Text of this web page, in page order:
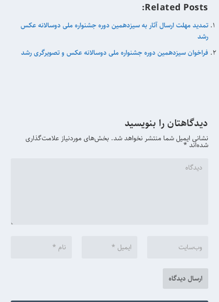
Related Posts:
تمدید مهلت ارسال آثار به سیزدهمین دوره جشنواره ملی دوسالانه عکس
رشد
فراخوان سیزدهمین دوره جشنواره ملی دوسالانه عکس و تصویرگری رشد
دیدگاهتان را بنویسید
نشانی ایمیل شما منتشر نخواهد شد. بخش‌های موردنیاز علامت‌گذاری
شده‌اند*